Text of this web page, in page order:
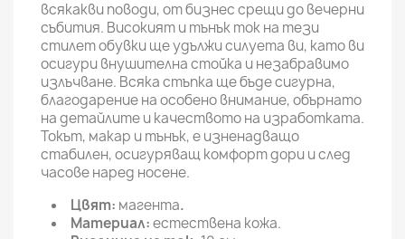
всякакви поводи, от бизнес срещи до вечерни
събития. Високият и тънък ток на тези
стилет обувки ще удължи силуета ви, като ви
осигури внушителна стойка и незабравимо
излъчване. Всяка стъпка ще бъде сигурна,
благодарение на особено внимание, обърнато
на детайлите и качеството на изработката.
Токът, макар и тънък, е изненадващо
стабилен, осигуряващ комфорт дори и след
часове наред носене.
Цвят: магента.
Материал:естествена кожа.